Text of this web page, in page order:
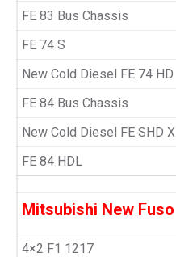
FE 83 Bus Chassis
FE 74 S
New Cold Diesel FE 74 HD
FE 84 Bus Chassis
New Cold Diesel FE SHD X
FE 84 HDL
Mitsubishi New Fuso
4×2 F1 1217